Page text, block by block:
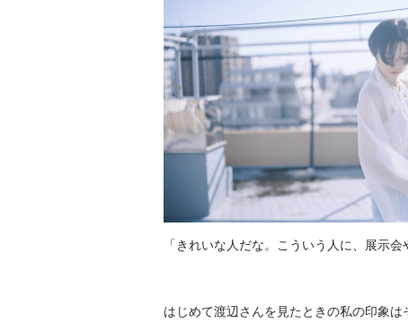
「きれいな人だな。こういう人に、展示
はじめて渡辺さんを見たときの私の印象